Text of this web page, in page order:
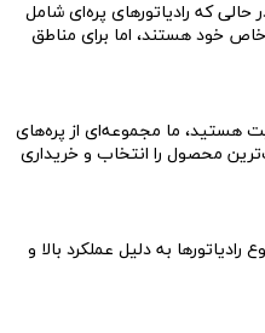
که رادیاتورهای پره‌ای شامل
خود هستند، اما برای مناطق
هستید، ما مجموعه‌ای از پره‌های
محصول را انتخاب و خریداری
به دلیل عملکرد بالا و